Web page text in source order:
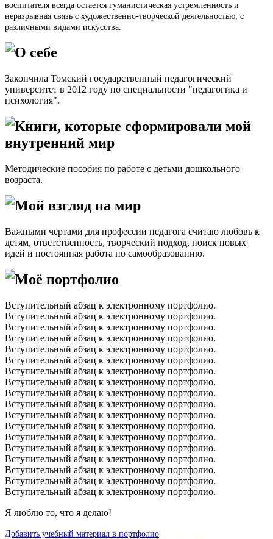
воспитателя всегда оста­ется гуманистическая устремленность и
неразрывная связь с художест­венно-творческой деятельностью, с
различными видами искусства.
О себе
Закончила Томский государственный педагогический
университет в 2012 году по специальности "педагогика и
психология".
Книги, которые сформировали мой
внутренний мир
Методические пособия по работе с детьми дошкольного
возраста.
Мой взгляд на мир
Важными чертами для профессии педагога считаю любовь к
детям, ответственность, творческий подход, поиск новых
идей и постоянная работа по самообразованию.
Моё портфолио
Вступительный абзац к электронному портфолио.
Вступительный абзац к электронному портфолио.
Вступительный абзац к электронному портфолио.
Вступительный абзац к электронному портфолио.
Вступительный абзац к электронному портфолио.
Вступительный абзац к электронному портфолио.
Вступительный абзац к электронному портфолио.
Вступительный абзац к электронному портфолио.
Вступительный абзац к электронному портфолио.
Вступительный абзац к электронному портфолио.
Вступительный абзац к электронному портфолио.
Вступительный абзац к электронному портфолио.
Вступительный абзац к электронному портфолио.
Вступительный абзац к электронному портфолио.
Вступительный абзац к электронному портфолио.
Вступительный абзац к электронному портфолио.
Вступительный абзац к электронному портфолио.
Вступительный абзац к электронному портфолио.
Я люблю то, что я делаю!
Добавить учебный материал в портфолио